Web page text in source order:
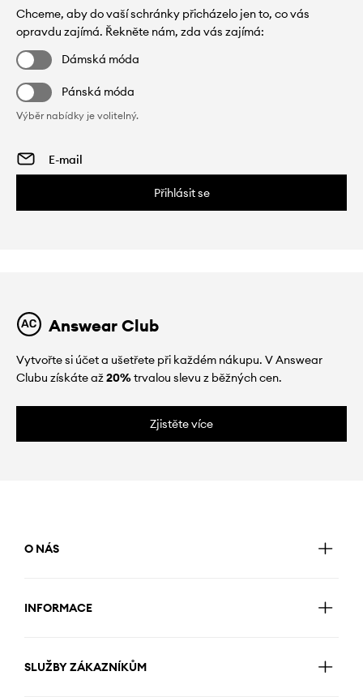
Chceme, aby do vaší schránky přicházelo jen to, co vás
opravdu zajímá. Řekněte nám, zda vás zajímá:
Dámská móda
Pánská móda
Výběr nabídky je volitelný.
Přihlásit se
Answear Club
Vytvořte si účet a ušetřete při každém nákupu. V Answear
Clubu získáte až20%trvalou slevu z běžných cen.
Zjistěte více
O NÁS
INFORMACE
SLUŽBY ZÁKAZNÍKŮM